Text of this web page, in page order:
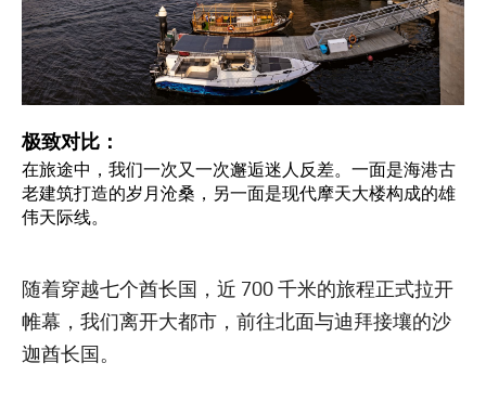
极致对比：
在旅途中，我们一次又一次邂逅迷人反差。一面是海港古
老建筑打造的岁月沧桑，另一面是现代摩天大楼构成的雄
伟天际线。
随着穿越七个酋长国，近 700 千米的旅程正式拉开
帷幕，我们离开大都市，前往北面与迪拜接壤的沙
迦酋长国。